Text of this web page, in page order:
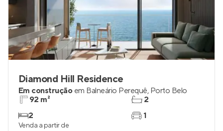
Diamond Hill Residence
Em construção em Balneário Perequê, Porto Belo
92 m²
2
2
1
Venda a partir de